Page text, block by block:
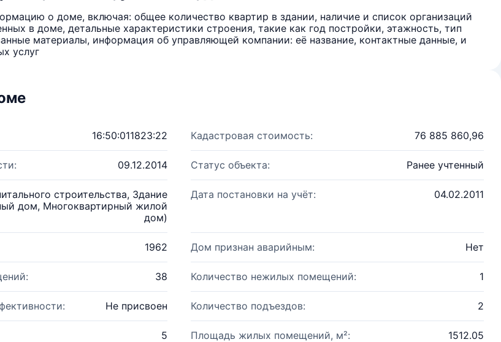
о доме, включая: общее количество квартир в здании, наличие и список организаций
в доме, детальные характеристики строения, такие как год постройки, этажность, тип
материалы, информация об управляющей компании: её название, контактные данные, и
услуг
16:50:011823:22 Кадастровая стоимость: 76 885 860,96
09.12.2014 Статус объекта: Ранее учтенный
строительства, Здание
дом, Многоквартирный жилой
дом)
Дата постановки на учёт: 04.02.2011
1962 Дом признан аварийным: Нет
38 Количество нежилых помещений: 1
Не присвоен Количество подъездов: 2
5 Площадь жилых помещений, м²: 1512.05